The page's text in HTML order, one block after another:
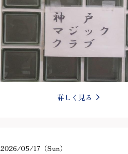
詳しく見る
2026/05/17（Sun）